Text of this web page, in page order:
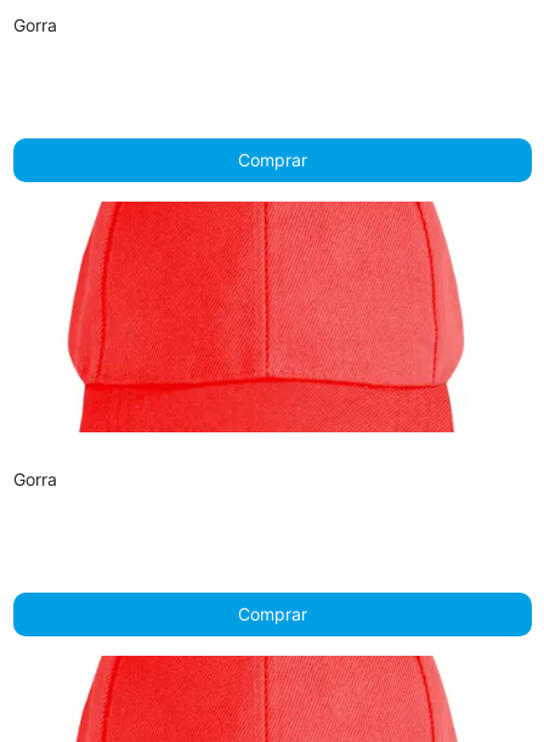
Gorra
Comprar
Gorra
Comprar